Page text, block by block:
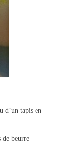
d’un tapis en
de beurre